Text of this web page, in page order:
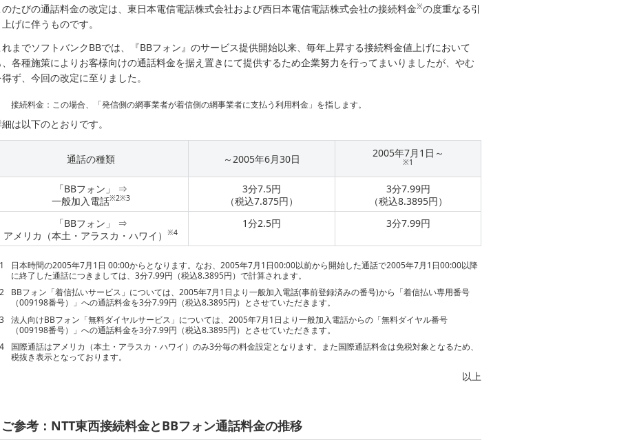
たびの通話料金の改定は、東日本電信電話株式会社および西日本電信電話株式会社の接続料金※の度重なる引
げに伴うものです。
までソフトバンクBBでは、『BBフォン』のサービス提供開始以来、毎年上昇する接続料金値上げにおいて
各種施策によりお客様向けの通話料金を据え置きにて提供するため企業努力を行ってまいりましたが、やむ
ず、今回の改定に至りました。
接続料金：この場合、「発信側の網事業者が着信側の網事業者に支払う利用料金」を指します。
は以下のとおりです。
通話の種類 ～2005年6月30日 2005年7月1日～
※1
「BBフォン」 ⇒
一般加入電話※2※3
3分7.5円
（税込7.875円）
3分7.99円
（税込8.3895円）
「BBフォン」 ⇒
アメリカ（本土・アラスカ・ハワイ）
※4
1分2.5円 3分7.99円
日本時間の2005年7月1日 00:00からとなります。なお、2005年7月1日00:00以前から開始した通話で2005年7月1日00:00以降
に終了した通話につきましては、3分7.99円（税込8.3895円）で計算されます。
BBフォン「着信払いサービス」については、2005年7月1日より一般加入電話(事前登録済みの番号)から「着信払い専用番号
（009198番号）」への通話料金を3分7.99円（税込8.3895円）とさせていただきます。
法人向けBBフォン「無料ダイヤルサービス」については、2005年7月1日より一般加入電話からの「無料ダイヤル番号
（009198番号）」への通話料金を3分7.99円（税込8.3895円）とさせていただきます。
国際通話はアメリカ（本土・アラスカ・ハワイ）のみ3分毎の料金設定となります。また国際通話料金は免税対象となるため、
税抜き表示となっております。
以上
ご参考：NTT東西接続料金とBBフォン通話料金の推移